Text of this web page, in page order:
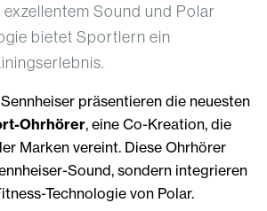
Sound und Polar
bietet Sportlern ein
präsentieren die neuesten
Ohrhörer, eine Co-Kreation, die
Marken vereint. Diese Ohrhörer
Sound, sondern integrieren
Technologie von Polar.